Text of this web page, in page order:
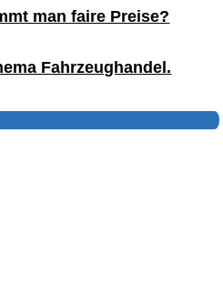
man faire Preise?
Fahrzeughandel.